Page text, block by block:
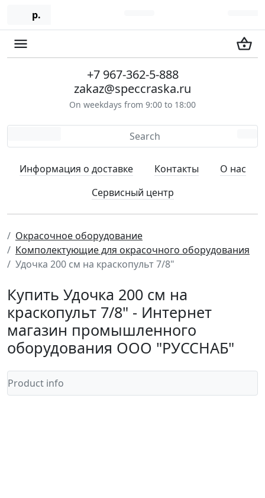
р.
+7 967-362-5-888
zakaz@speccraska.ru
On weekdays from 9:00 to 18:00
Информация о доставке Контакты
О нас
Сервисный центр
Окрасочное оборудование
Комполектующие для окрасочного оборудования
Удочка 200 см на краскопульт 7/8"
Купить Удочка 200 см на
краскопульт 7/8" - Интернет
магазин промышленного
оборудования ООО "РУССНАБ"
Product info